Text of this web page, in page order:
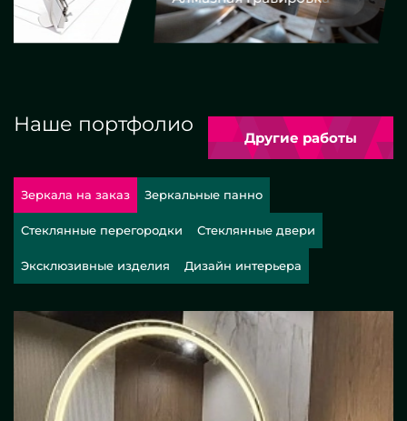
Наше портфолио
Другие работы
Зеркала на заказ Зеркальные панно
Стеклянные перегородки Стеклянные двери
Эксклюзивные изделия Дизайн интерьера